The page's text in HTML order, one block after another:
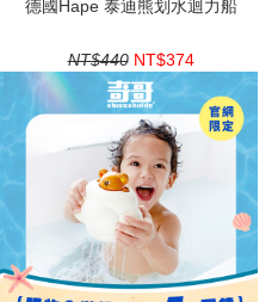
德國Hape 泰迪熊划水迴力船
NT$440 NT$374